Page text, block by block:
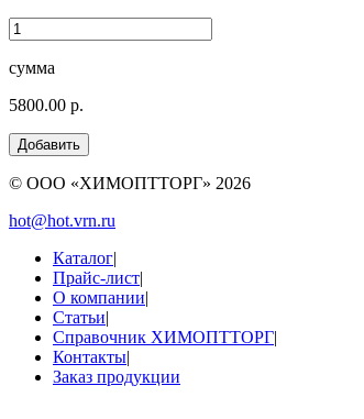
сумма
5800.00 р.
© ООО «ХИМОПТТОРГ» 2026
hot@hot.vrn.ru
Каталог|
Прайс-лист|
О компании|
Статьи|
Справочник ХИМОПТТОРГ|
Контакты|
Заказ продукции